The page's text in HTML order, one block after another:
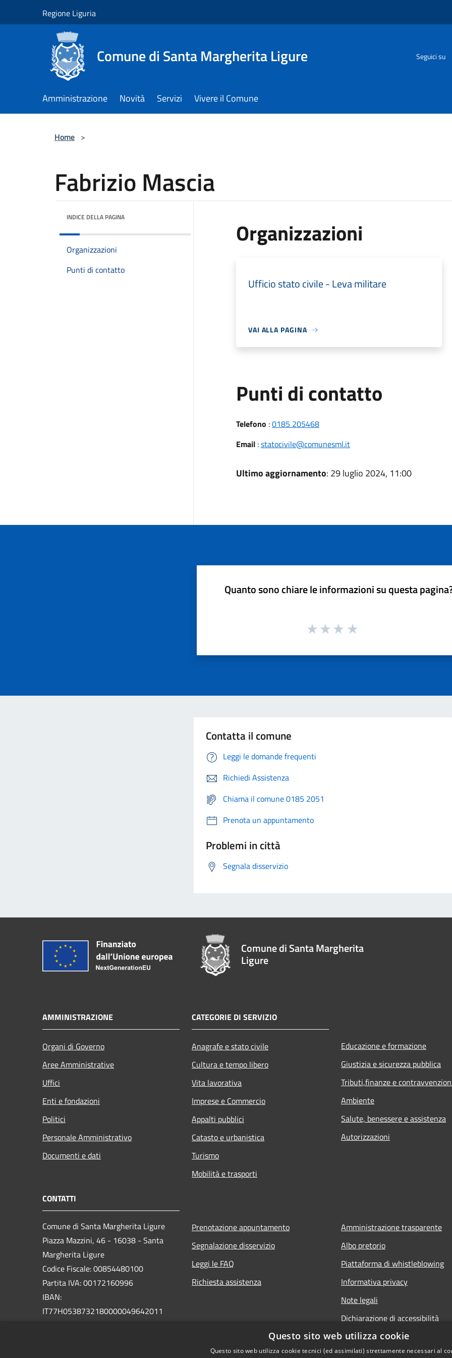
Regione Liguria
Comune di Santa Margherita Ligure Seguici su
Amministrazione Novità Servizi Vivere il Comune
Home >
Fabrizio Mascia
INDICE DELLA PAGINA
Organizzazioni
Punti di contatto
Organizzazioni
Ufficio stato civile - Leva militare
VAI ALLA PAGINA
Punti di contatto
Telefono :0185 205468
Email:statocivile@comunesml.it
Ultimo aggiornamento: 29 luglio 2024, 11:00
Quanto sono chiare le informazioni su questa
Contatta il comune
Leggi le domande frequenti
Richiedi Assistenza
Chiama il comune 0185 2051
Prenota un appuntamento
Problemi in città
Segnala disservizio
Comune di Santa Margherita
Ligure
AMMINISTRAZIONE
Organi di Governo
Aree Amministrative
Uffici
Enti e fondazioni
Politici
Personale Amministrativo
Documenti e dati
CATEGORIE DI SERVIZIO
Anagrafe e stato civile
Cultura e tempo libero
Vita lavorativa
Imprese e Commercio
Appalti pubblici
Catasto e urbanistica
Turismo
Mobilità e trasporti
Educazione e formazione
Giustizia e sicurezza pubblica
Tributi,finanze e
Ambiente
Salute, benessere e assistenza
Autorizzazioni
CONTATTI
Comune di Santa Margherita Ligure
Piazza Mazzini, 46 - 16038 - Santa
Margherita Ligure
Codice Fiscale: 00854480100
Partita IVA: 00172160996
IBAN:
IT77H0538732180000049642011
Prenotazione appuntamento
Segnalazione disservizio
Leggi le FAQ
Richiesta assistenza
Amministrazione trasparente
Albo pretorio
Piattaforma di whistleblowing
Informativa privacy
Note legali
Dichiarazione di accessibilità
Questo sito web utilizza cookie
Questo sito web utilizza cookie tecnici (ed assimilati) strettamente necessari al